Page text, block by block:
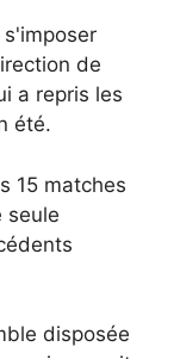
de
a repris les
été.
15 matches
seule
disposée